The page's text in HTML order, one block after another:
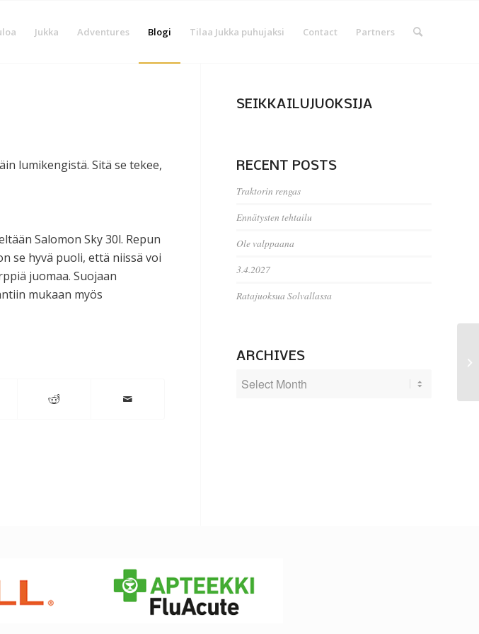
Jukka Adventures Blogi Tilaa Jukka puhujaksi Contact Partners
lumikengistä. Sitä se tekee,
Salomon Sky 30l. Repun
se hyvä puoli, että niissä voi
juomaa. Suojaan
mukaan myös
SEIKKAILUJUOKSIJA
RECENT POSTS
Traktorin rengas
Ennätysten tehtailu
Ole valppaana
3.4.2027
Ratajuoksua Solvallassa
ARCHIVES